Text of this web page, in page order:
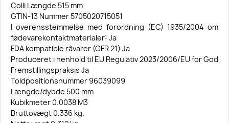
Colli Længde 515 mm
GTIN-13 Nummer 5705020715051
I overensstemmelse med forordning (EC) 1935/2004 om
fødevarekontaktmaterialer¹ Ja
FDA kompatible råvarer (CFR 21) Ja
Produceret i henhold til EU Regulativ 2023/2006/EU for God
Fremstillingspraksis Ja
Toldpositionsnummer 96039099
Længde/dybde 500 mm
Kubikmeter 0.0038 M3
Bruttovægt 0.336 kg.